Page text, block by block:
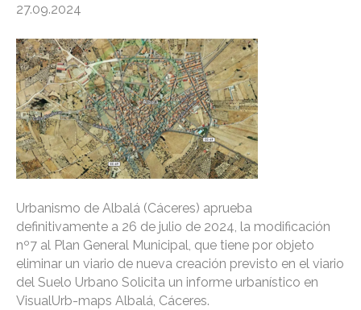
27.09.2024
Urbanismo de Albalá (Cáceres) aprueba
definitivamente a 26 de julio de 2024, la modificación
nº7 al Plan General Municipal, que tiene por objeto
eliminar un viario de nueva creación previsto en el viario
del Suelo Urbano Solicita un informe urbanístico en
VisualUrb-maps Albalá, Cáceres.